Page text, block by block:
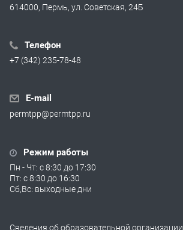
614000, Пермь, ул. Советская, 24Б
Телефон
+7 (342) 235-78-48
E-mail
permtpp@permtpp.ru
Режим работы
Пн - Чт: с 8:30 до 17:30
Пт: с 8:30 до 16:30
Сб,Вс: выходные дни
Сведения об образовательной организации